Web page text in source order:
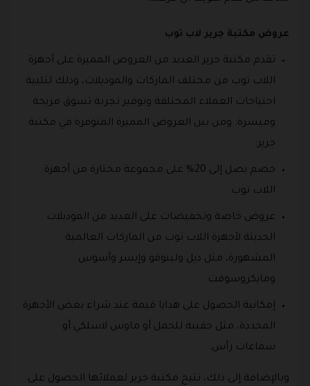
عروض مكتبة جرير لاب توب
تقدم مكتبة جرير العديد من العروض المميزة على أجهزة
اللاب توب من مختلف الماركات والموديلات، وذلك لتلبية
احتياجات العملاء المختلفة وتوفير تجربة تسوق مريحة
وميسرة. ومن بين العروض المميزة المتوفرة في مكتبة
جرير:
خصم يصل إلى 20% على مجموعة مختارة من أجهزة
اللاب توب.
عروض خاصة وتخفيضات على العديد من الموديلات
الحديثة لأجهزة اللاب توب من الماركات العالمية
المشهورة، مثل ديل ولينوفو وإيسر وأسوس
ومايكروسوفت.
إمكانية الحصول على هدايا قيمة عند شراء بعض الأجهزة
المحددة، مثل حقيبة للحمل أو ماوس لاسلكي أو
سماعات رأس.
وبالإضافة إلى ذلك، تتيح مكتبة جرير لعملائها الحصول على